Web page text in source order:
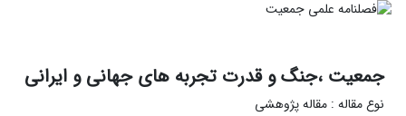
جمعیت ،جنگ و قدرت تجربه های جهانی و ایرانی
نوع مقاله : مقاله پژوهشی